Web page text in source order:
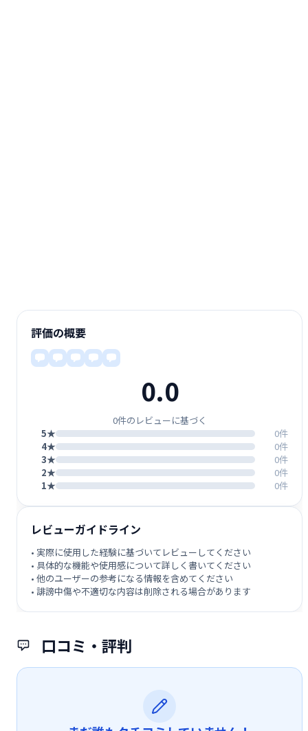
口コミ・評判
評価の概要
0.0
0件のレビューに基づく
5★
0件
4★
0件
3★
0件
2★
0件
1★
0件
レビューガイドライン
• 実際に使用した経験に基づいてレビューしてください
• 具体的な機能や使用感について詳しく書いてください
• 他のユーザーの参考になる情報を含めてください
• 誹謗中傷や不適切な内容は削除される場合があります